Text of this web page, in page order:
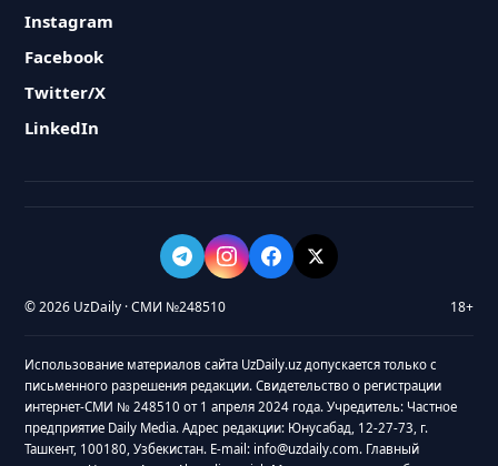
Instagram
Facebook
Twitter/X
LinkedIn
© 2026 UzDaily · СМИ №248510 18+
Использование материалов сайта UzDaily.uz допускается только с
письменного разрешения редакции. Свидетельство о регистрации
интернет-СМИ № 248510 от 1 апреля 2024 года. Учредитель: Частное
предприятие Daily Media. Адрес редакции: Юнусабад, 12-27-73, г.
Ташкент, 100180, Узбекистан. E-mail: info@uzdaily.com. Главный